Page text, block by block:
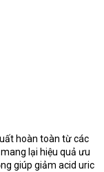
hoàn toàn từ các
lại hiệu quả ưu
giúp giảm acid uric